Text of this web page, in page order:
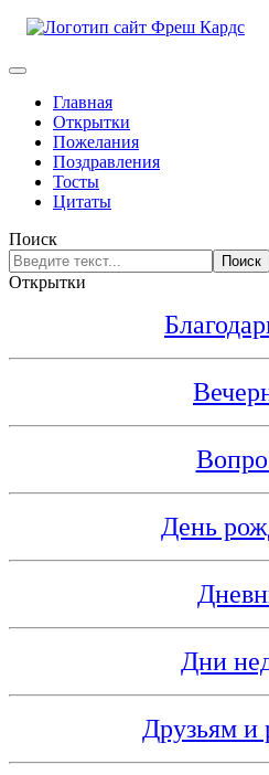
Главная
Открытки
Пожелания
Поздравления
Тосты
Цитаты
Поиск
Поиск
Открытки
День
Дни
Друзьям и